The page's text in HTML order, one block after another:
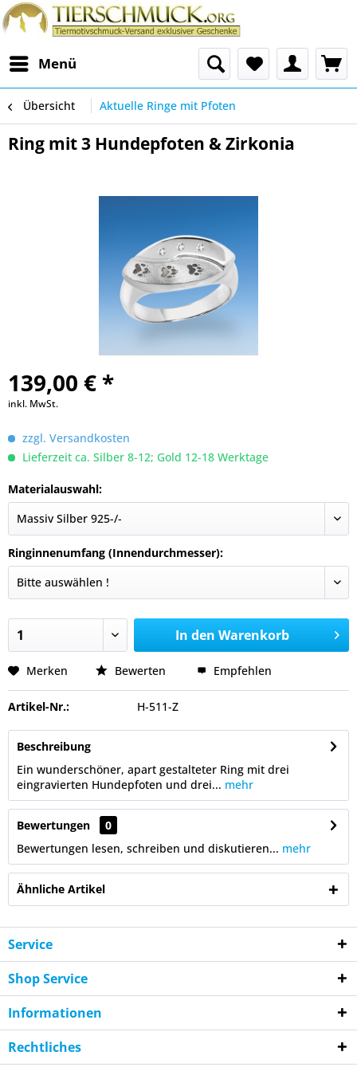
Menü
Übersicht Aktuelle Ringe mit Pfoten
Ring mit 3 Hundepfoten & Zirkonia
139,00 € *
inkl. MwSt.
zzgl. Versandkosten
Lieferzeit ca. Silber 8-12; Gold 12-18 Werktage
Materialauswahl:
Ringinnenumfang (Innendurchmesser):
In den Warenkorb
Merken Bewerten Empfehlen
Artikel-Nr.: H-511-Z
Beschreibung
Ein wunderschöner, apart gestalteter Ring mit drei
eingravierten Hundepfoten und drei... mehr
Bewertungen
0
Bewertungen lesen, schreiben und diskutieren... mehr
Ähnliche Artikel
Service
Shop Service
Informationen
Rechtliches